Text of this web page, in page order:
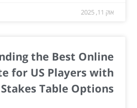
אוק 11, 2025
the Best Online
for US Players with
Table Options